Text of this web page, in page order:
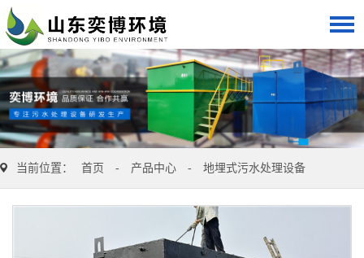
当前位置： 首页 - 产品中心 - 地埋式污水处理设备